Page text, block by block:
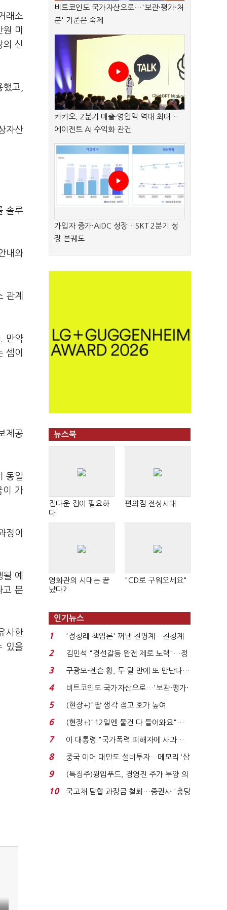
래소
미
의 신
고,
자산
솔루
내와
관계
만약
셈이
제공
동일
이 가
정이
예
고 분
사한
있을
비트코인도 국가자산으로…'보관·평가·처
분' 기준은 숙제
카카오, 2분기 매출·영업익 역대 최대…
에이전트 AI 수익화 관건
가입자 증가·AIDC 성장…SKT 2분기 성
장 본궤도
뉴스북
집다운 집이 필요하
다
편의점 전성시대
영화관의 시대는 끝
났다?
"CD로 구워오세요"
인기뉴스
1
'정청래 책임론' 꺼낸 친명계…친청계
는 추가투표 때리기...
2
김민석 "경선갈등 완전 제로 노력"…정
청래 "반명 공세 사...
3
구광모-젠슨 황, 두 달 만에 또 만난다…
로봇·AI 등 논...
4
비트코인도 국가자산으로…'보관·평가·
처분' 기준은 ...
5
(현장+)"팔 생각 접고 호가 높여
요"…'덜 똘똘한 한 채' 20...
6
(현장+)"12일엔 물건 다 들어와요"…
빈 매대 채우며 문 연 ...
7
이 대통령 "국가폭력 피해자에 사과…
적극적 조사로 진...
8
중국 이어 대만도 설비투자…메모리 ‘삼
국전쟁’
9
(특징주)윙입푸드, 경영진 주가 부양 의
지에 상한가...
10
국고채 담합 과징금 철퇴…증권사 '충당